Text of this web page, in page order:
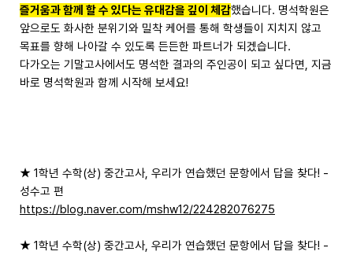
즐거움과 함께 할 수 있다는 유대감을 깊이 체감했습니다. 명석학원은
앞으로도 화사한 분위기와 밀착 케어를 통해 학생들이 지치지 않고
목표를 향해 나아갈 수 있도록 든든한 파트너가 되겠습니다.
다가오는 기말고사에서도 명석한 결과의 주인공이 되고 싶다면, 지금
바로 명석학원과 함께 시작해 보세요!
★ 1학년 수학(상) 중간고사, 우리가 연습했던 문항에서 답을 찾다! -
성수고 편
https://blog.naver.com/mshw12/224282076275
★ 1학년 수학(상) 중간고사, 우리가 연습했던 문항에서 답을 찾다! -